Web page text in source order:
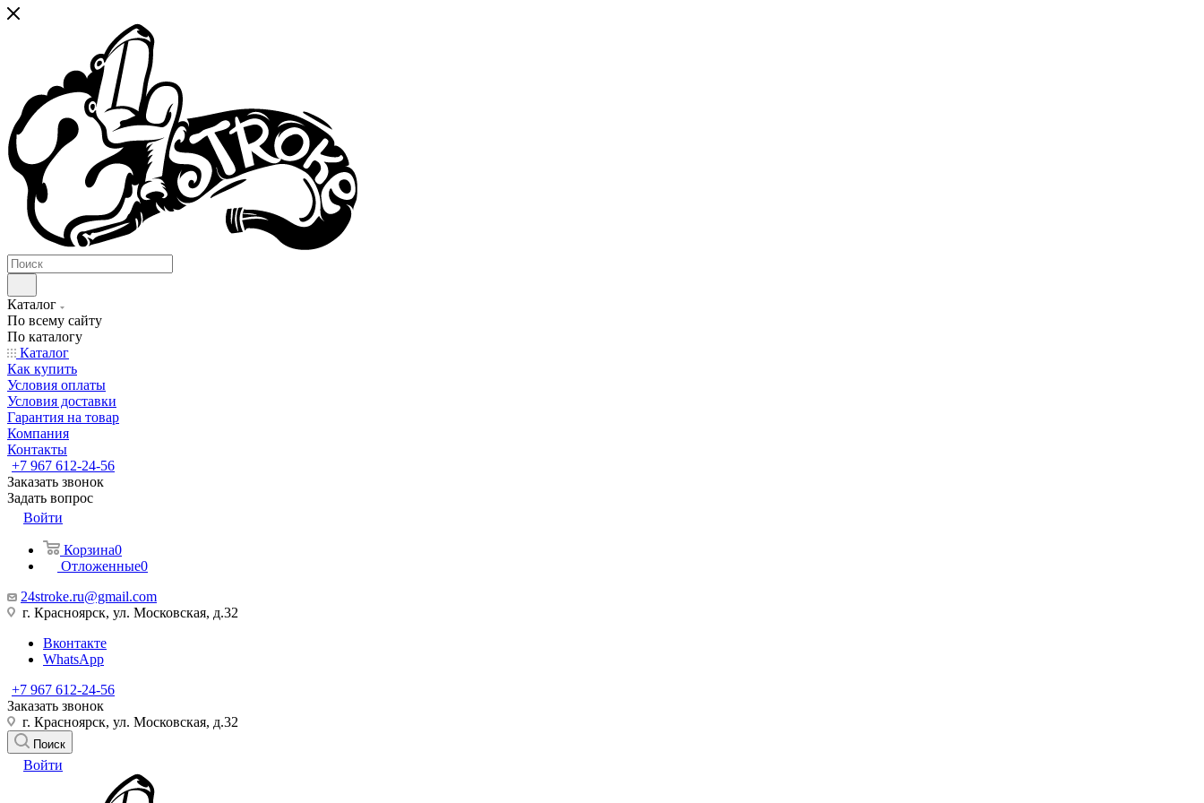
Каталог
По всему сайту
По каталогу
Каталог
Как купить
Условия оплаты
Условия доставки
Гарантия на товар
Компания
Контакты
+7 967 612-24-56
Заказать звонок
Задать вопрос
Войти
Корзина0
Отложенные0
24stroke.ru@gmail.com
г. Красноярск, ул. Московская, д.32
Вконтакте
WhatsApp
+7 967 612-24-56
Заказать звонок
г. Красноярск, ул. Московская, д.32
Поиск
Войти